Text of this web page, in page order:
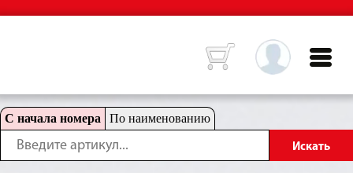
С начала номера По наименованию